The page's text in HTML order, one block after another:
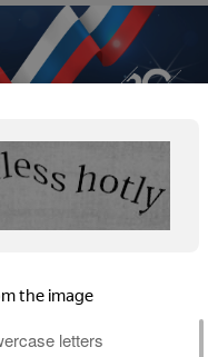
Отечества,